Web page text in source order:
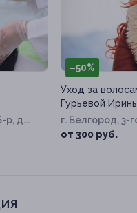
р, д.
–50%
Уход за
Гурьевой
г. Белгород, 3-
от 300 руб.